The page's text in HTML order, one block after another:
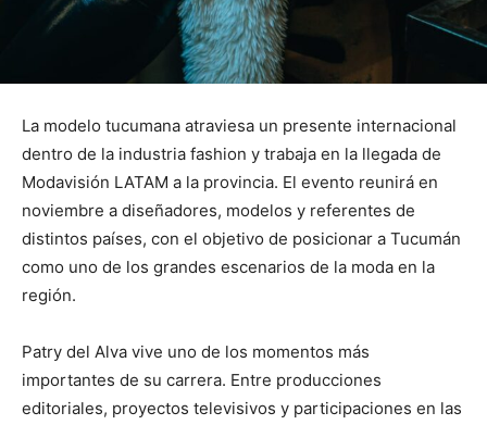
La modelo tucumana atraviesa un presente internacional
dentro de la industria fashion y trabaja en la llegada de
Modavisión LATAM a la provincia. El evento reunirá en
noviembre a diseñadores, modelos y referentes de
distintos países, con el objetivo de posicionar a Tucumán
como uno de los grandes escenarios de la moda en la
región.
Patry del Alva vive uno de los momentos más
importantes de su carrera. Entre producciones
editoriales, proyectos televisivos y participaciones en las